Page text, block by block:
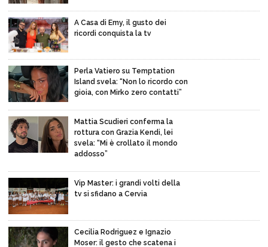
A Casa di Emy, il gusto dei
ricordi conquista la tv
Perla Vatiero su Temptation
Island svela: “Non lo ricordo con
gioia, con Mirko zero contatti”
Mattia Scudieri conferma la
rottura con Grazia Kendi, lei
svela: “Mi è crollato il mondo
addosso”
Vip Master: i grandi volti della
tv si sfidano a Cervia
Cecilia Rodriguez e Ignazio
Moser: il gesto che scatena i